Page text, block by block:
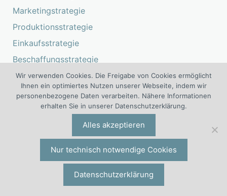
Marketingstrategie
Produktionsstrategie
Einkaufsstrategie
Beschaffungsstrategie
Finanzstrategie
FuE-Strategie
IT-Strategie
Die 6. Auflage des Bestsellers über
Wir verwenden Cookies. Die Freigabe von Cookies ermöglicht
Ihnen ein optimiertes Nutzen unserer Webseite, indem wir
personenbezogene Daten verarbeiten. Nähere Informationen
erhalten Sie in unserer Datenschutzerklärung.
Alles akzeptieren
Nur technisch notwendige Cookies
Datenschutzerklärung